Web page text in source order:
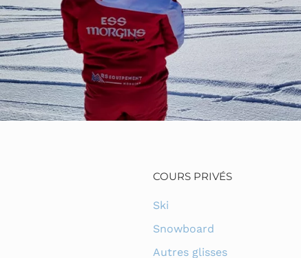
COURS PRIVÉS
Ski
Snowboard
Autres glisses